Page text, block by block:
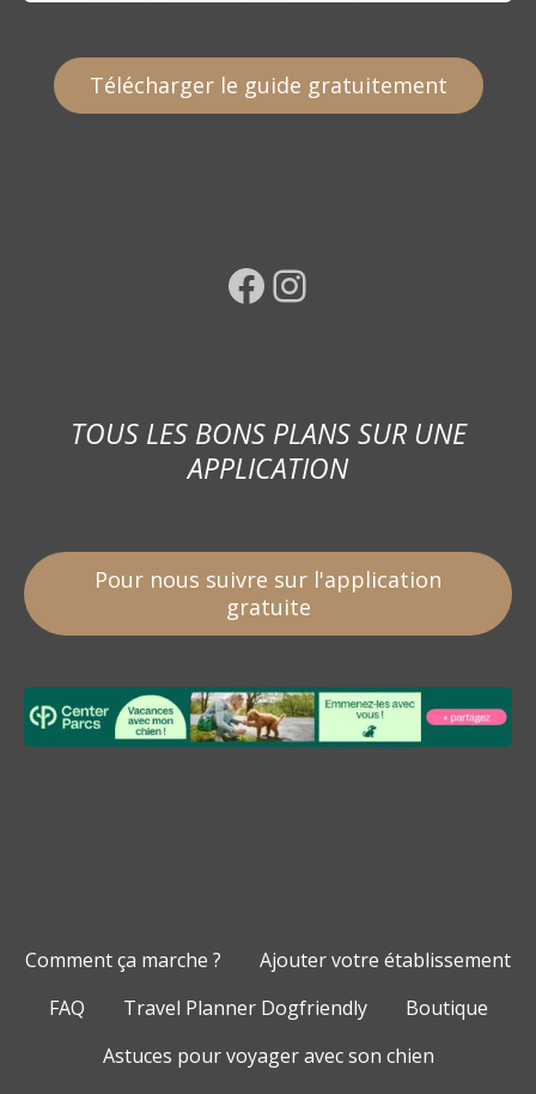
Télécharger le guide gratuitement
Facebook Instagram
TOUS LES BONS PLANS SUR UNE
APPLICATION
Pour nous suivre sur l'application
gratuite
Comment ça marche ?
Ajouter votre établissement
FAQ
Travel Planner Dogfriendly
Boutique
Astuces pour voyager avec son chien